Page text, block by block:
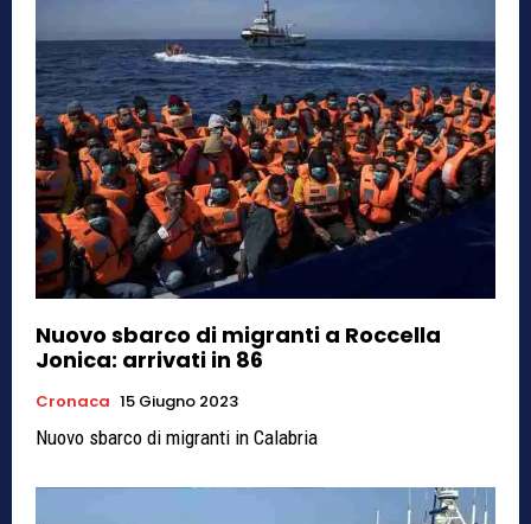
Nuovo sbarco di migranti a Roccella
Jonica: arrivati in 86
Cronaca 15 Giugno 2023
Nuovo sbarco di migranti in Calabria